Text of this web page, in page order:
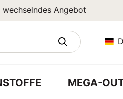
Angebot
MEGA-